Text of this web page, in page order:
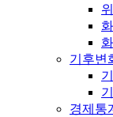
기후변
경제통